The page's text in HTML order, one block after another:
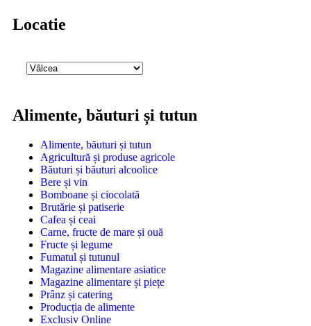
Locatie
Alimente, băuturi și tutun
Alimente, băuturi și tutun
Agricultură și produse agricole
Băuturi și băuturi alcoolice
Bere și vin
Bomboane și ciocolată
Brutărie și patiserie
Cafea și ceai
Carne, fructe de mare și ouă
Fructe și legume
Fumatul și tutunul
Magazine alimentare asiatice
Magazine alimentare și piețe
Prânz și catering
Producția de alimente
Exclusiv Online